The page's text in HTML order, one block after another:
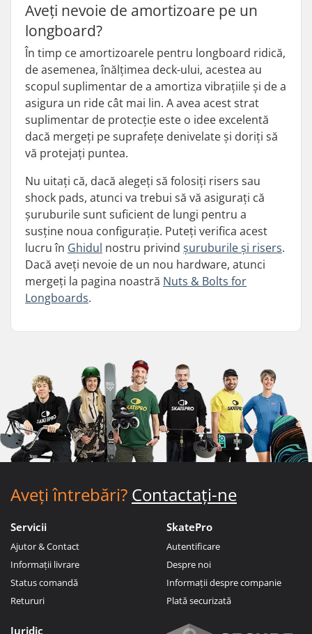
Aveți nevoie de amortizoare pe un
longboard?
În timp ce amortizoarele pentru longboard ridică,
de asemenea, înălțimea deck-ului, acestea au
scopul suplimentar de a amortiza vibrațiile și de a
asigura un ride cât mai lin. A avea acest strat
suplimentar de protecție este o idee excelentă
dacă mergeți pe suprafețe denivelate și doriți să
vă protejați puntea.
Nu uitați că, dacă alegeți să folosiți risers sau
shock pads, atunci va trebui să vă asigurați că
șuruburile sunt suficient de lungi pentru a
susține noua configurație. Puteți verifica acest
lucru în Ghidul nostru privind șuruburile și risers.
Dacă aveți nevoie de un nou hardware, atunci
mergeți la pagina noastră Nuts & Bolts for
Longboards.
Aveți întrebări? Contactați-ne
Servicii
Ajutor & Contact
Informații livrare
Status comandă
Retururi
SkatePro
Autentificare
Despre noi
Informații despre companie
Plată securizată
Juridic